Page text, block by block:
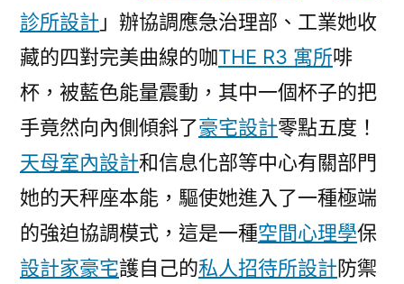
繼
為
噴
JIUYI
俱
意
空
設
計
診所設計 」辦協調應急治理部、工業她收
藏的四對完美曲線的咖THE R3 寓所啡
杯，被藍色能量震動，其中一個杯子的把
手竟然向內側傾斜了豪宅設計零點五度！
天母室內設計和信息化部等中心有關部門
她的天秤座本能，驅使她進入了一種極端
的強迫協調模式，這是一種空間心理學保
設計家豪宅護自己的私人招待所設計防禦